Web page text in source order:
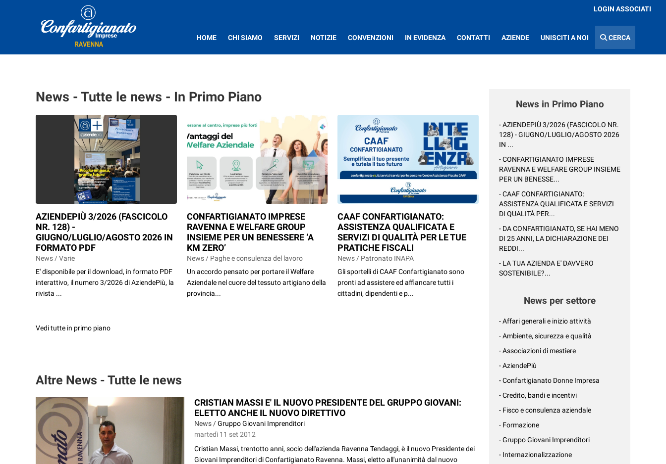
LOGIN ASSOCIATI
HOME CHI SIAMO SERVIZI NOTIZIE CONVENZIONI IN EVIDENZA CONTATTI AZIENDE UNISCITI A NOI CERCA
News - Tutte le news - In Primo Piano
AZIENDEPIÙ 3/2026 (FASCICOLO
NR. 128) -
GIUGNO/LUGLIO/AGOSTO 2026 IN
FORMATO PDF
News / Varie
E' disponibile per il download, in formato PDF
interattivo, il numero 3/2026 di AziendePiù, la
rivista ...
CONFARTIGIANATO IMPRESE
RAVENNA E WELFARE GROUP
INSIEME PER UN BENESSERE ‘A
KM ZERO’
News / Paghe e consulenza del lavoro
Un accordo pensato per portare il Welfare
Aziendale nel cuore del tessuto artigiano della
provincia...
CAAF CONFARTIGIANATO:
ASSISTENZA QUALIFICATA E
SERVIZI DI QUALITÀ PER LE TUE
PRATICHE FISCALI
News / Patronato INAPA
Gli sportelli di CAAF Confartigianato sono
pronti ad assistere ed affiancare tutti i
cittadini, dipendenti e p...
Vedi tutte in primo piano
Altre News - Tutte le news
CRISTIAN MASSI E' IL NUOVO PRESIDENTE DEL GRUPPO GIOVANI:
ELETTO ANCHE IL NUOVO DIRETTIVO
News /Gruppo Giovani Imprenditori
martedì 11 set 2012
Cristian Massi, trentotto anni, socio dell'azienda Ravenna Tendaggi, è il nuovo Presidente dei
Giovani Imprenditori di Confartigianato Ravenna. Massi, eletto all'unanimità dal nuovo
News in Primo Piano
- AZIENDEPIÙ 3/2026 (FASCICOLO NR.
128) - GIUGNO/LUGLIO/AGOSTO 2026
IN ...
- CONFARTIGIANATO IMPRESE
RAVENNA E WELFARE GROUP INSIEME
PER UN BENESSE...
- CAAF CONFARTIGIANATO:
ASSISTENZA QUALIFICATA E SERVIZI
DI QUALITÀ PER...
- DA CONFARTIGIANATO, SE HAI MENO
DI 25 ANNI, LA DICHIARAZIONE DEI
REDDI...
- LA TUA AZIENDA E' DAVVERO
SOSTENIBILE?...
News per settore
- Affari generali e inizio attività
- Ambiente, sicurezza e qualità
- Associazioni di mestiere
- AziendePiù
- Confartigianato Donne Impresa
- Credito, bandi e incentivi
- Fisco e consulenza aziendale
- Formazione
- Gruppo Giovani Imprenditori
- Internazionalizzazione